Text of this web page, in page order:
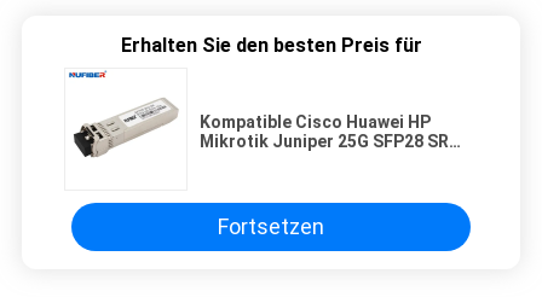
Erhalten Sie den besten Preis für
Kompatible Cisco Huawei HP
Mikrotik Juniper 25G SFP28 SR
Optische Transceivermodul
Fortsetzen